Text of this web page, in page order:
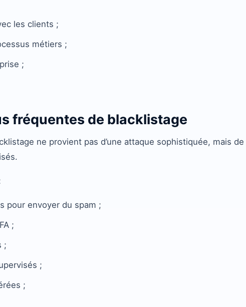
les clients ;
métiers ;
;
fréquentes de blacklistage
ne provient pas d’une attaque sophistiquée, mais de
pour envoyer du spam ;
;
;
;
;